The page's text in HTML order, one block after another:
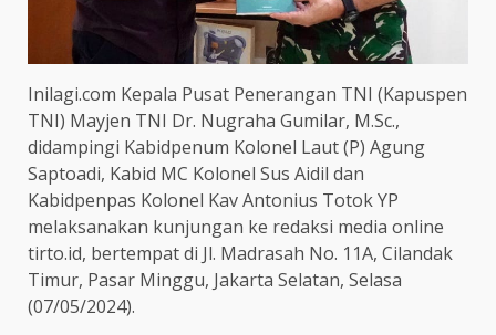
Inilagi.com Kepala Pusat Penerangan TNI (Kapuspen
TNI) Mayjen TNI Dr. Nugraha Gumilar, M.Sc.,
didampingi Kabidpenum Kolonel Laut (P) Agung
Saptoadi, Kabid MC Kolonel Sus Aidil dan
Kabidpenpas Kolonel Kav Antonius Totok YP
melaksanakan kunjungan ke redaksi media online
tirto.id, bertempat di Jl. Madrasah No. 11A, Cilandak
Timur, Pasar Minggu, Jakarta Selatan, Selasa
(07/05/2024).